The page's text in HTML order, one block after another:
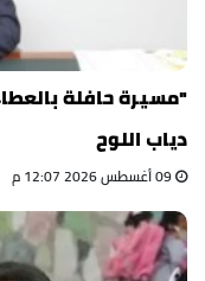
"مسيرة حافلة
دياب اللوح